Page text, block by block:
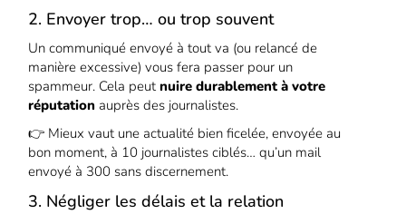
2. Envoyer trop… ou trop souvent
Un communiqué envoyé à tout va (ou relancé de
manière excessive) vous fera passer pour un
spammeur. Cela peutnuire durablement à votre
réputation auprès des journalistes.
👉 Mieux vaut une actualité bien ficelée, envoyée au
bon moment, à 10 journalistes ciblés… qu’un mail
envoyé à 300 sans discernement.
3. Négliger les délais et la relation